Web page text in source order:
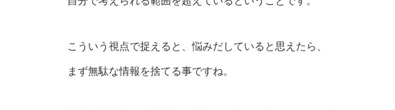
こういう視点で捉えると、悩みだしていると思えたら、
まず無駄な情報を捨てる事ですね。